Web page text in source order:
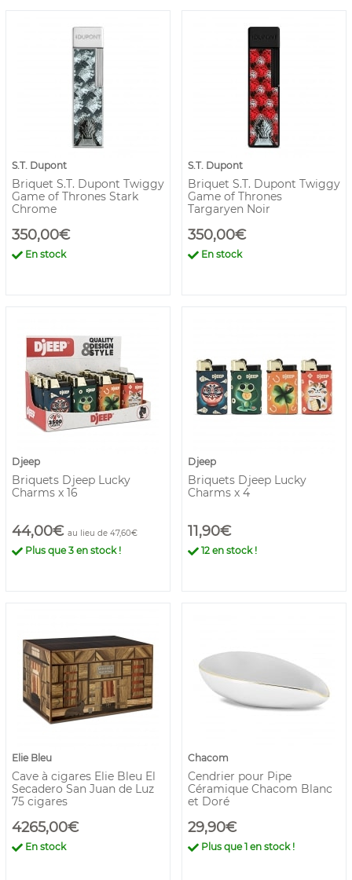
S.T. Dupont
Briquet S.T. Dupont Twiggy
Game of Thrones Stark
Chrome
350,00€
En stock
S.T. Dupont
Briquet S.T. Dupont Twiggy
Game of Thrones
Targaryen Noir
350,00€
En stock
Djeep
Briquets Djeep Lucky
Charms x 16
44,00€ au lieu de 47,60€
Plus que3 en stock !
Djeep
Briquets Djeep Lucky
Charms x 4
11,90€
12 en stock !
Elie Bleu
Cave à cigares Elie Bleu El
Secadero San Juan de Luz
75 cigares
4265,00€
En stock
Chacom
Cendrier pour Pipe
Céramique Chacom Blanc
et Doré
29,90€
Plus que1 en stock !